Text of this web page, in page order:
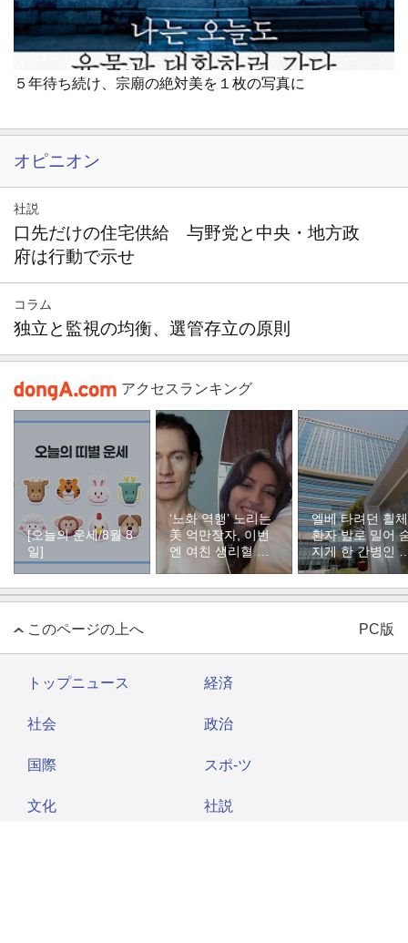
５年待ち続け、宗廟の絶対美を１枚の写真に
オピニオン
社説
口先だけの住宅供給 与野党と中央・地方政
府は行動で示せ
コラム
独立と監視の均衡、選管存立の原則
アクセスランキング
[오늘의 운세/8월 8
일]
‘노화 역행’ 노리는
美 억만장자, 이번
엔 여친 생리혈 냉
엘베 타려던 휠
환자 발로 밀어
지게 한 간병인
유, 이유는
このページの上へ PC版
トップニュース 経済
社会 政治
国際 スポ-ツ
文化 社説